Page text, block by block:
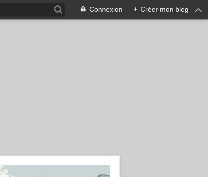
Connexion + Créer mon blog